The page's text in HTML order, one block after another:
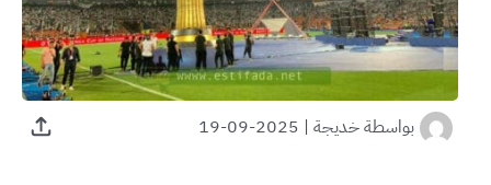
بواسطةخديجة |
2025-09-19